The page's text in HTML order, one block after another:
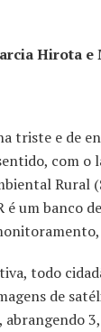
Hirota e
triste e de
com
Rural
é um banco
todo
de
abrangendo